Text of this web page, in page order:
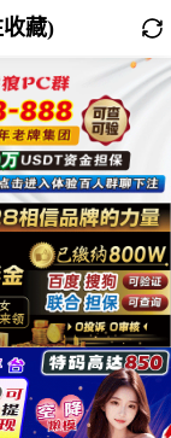
藏)